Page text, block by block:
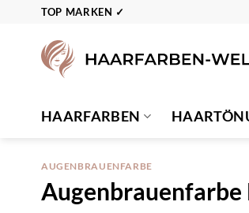
springen
TOP MARKEN ✓
HAARFARBEN
AUGENBRAUENFARBE